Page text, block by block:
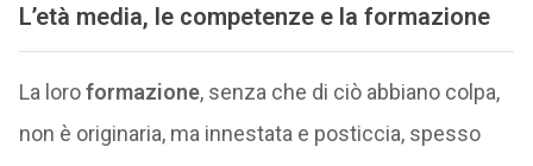
L’età media, le competenze e la formazione
La loroformazione, senza che di ciò abbiano colpa,
non è originaria, ma innestata e posticcia, spesso